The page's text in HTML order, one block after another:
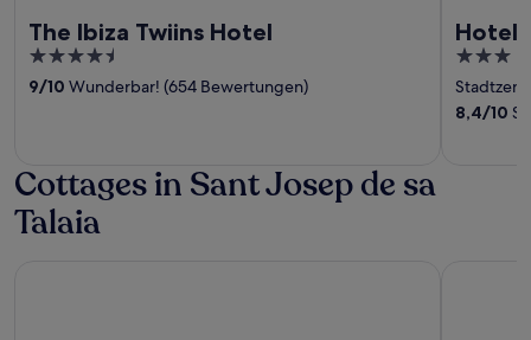
The Ibiza Twiins Hotel
4.5
out
9/10 Wunderbar! (654 Bewertungen)
Hotel
3
out
of
8,4/10
Cottages in Sant Josep de sa
Talaia